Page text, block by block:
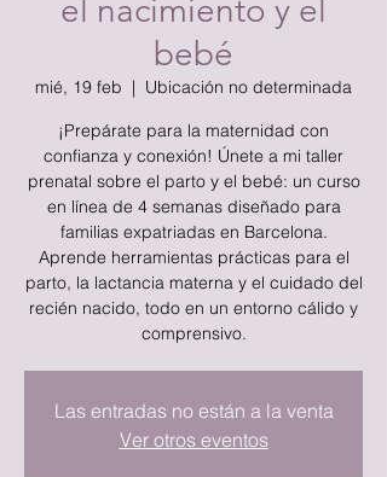
el nacimiento y el
bebé
mié, 19 feb
  |
Ubicación no determinada
¡Prepárate para la maternidad con
confianza y conexión! Únete a mi taller
prenatal sobre el parto y el bebé: un curso
en línea de 4 semanas diseñado para
familias expatriadas en Barcelona.
Aprende herramientas prácticas para el
parto, la lactancia materna y el cuidado del
recién nacido, todo en un entorno cálido y
comprensivo.
Las entradas no están a la venta
Ver otros eventos